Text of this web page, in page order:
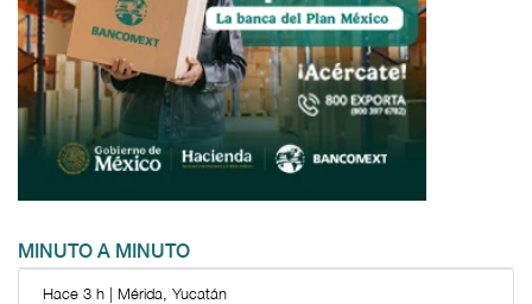
MINUTO A MINUTO
Hace 3 h | Mérida, Yucatán